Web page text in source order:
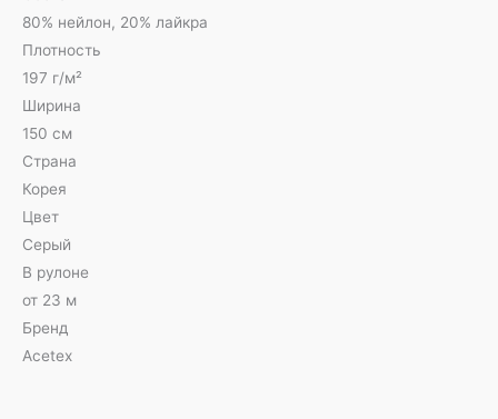
80% нейлон, 20% лайкра
Плотность
197 г/м²
Ширина
150 см
Страна
Корея
Цвет
Серый
В рулоне
от 23 м
Бренд
Acetex